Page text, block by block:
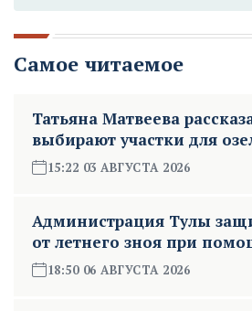
Самое читаемое
Татьяна Матвеева
выбирают участки для
15:22 03 АВГУСТА 2026
Администрация Тулы
от летнего зноя при
18:50 06 АВГУСТА 2026